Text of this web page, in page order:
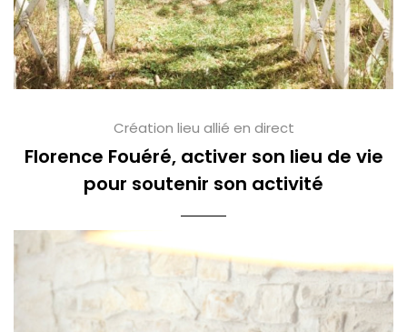
Création lieu allié en direct
Florence Fouéré, activer son lieu de vie
pour soutenir son activité